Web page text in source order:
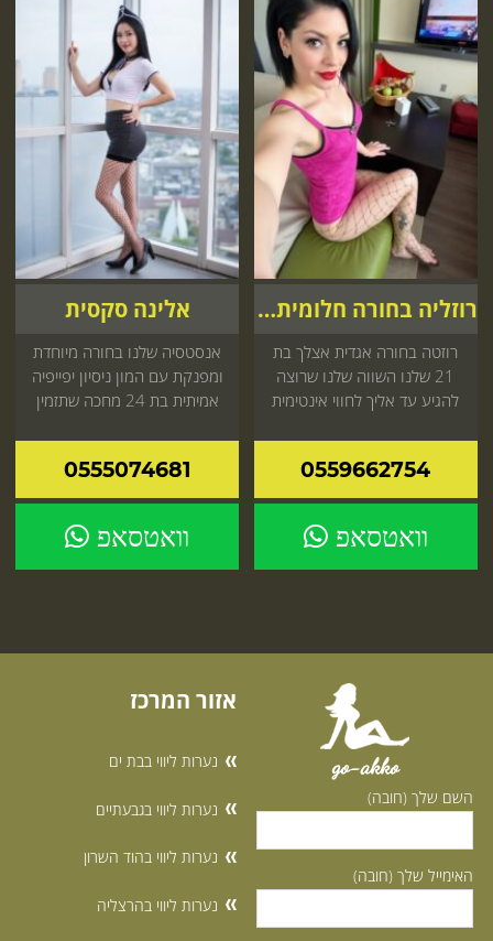
רוזליה בחורה חלומית אצלך
רוזטה בחורה אגדית אצלך בת
21 שלנו השווה שלנו שרוצה
להגיע עד אליך לחווי אינטימית
0559662754
וואטסאפ
אלינה סקסית
אנסטסיה שלנו בחורה מיוחדת
ומפנקת עם המון ניסיון יפייפיה
אמיתית בת 24 מחכה שתזמין
0555074681
וואטסאפ
go-akko
השם שלך (חובה)
האימייל שלך (חובה)
אזור המרכז
נערות ליווי בבת ים
נערות ליווי בגבעתיים
נערות ליווי בהוד השרון
נערות ליווי בהרצליה